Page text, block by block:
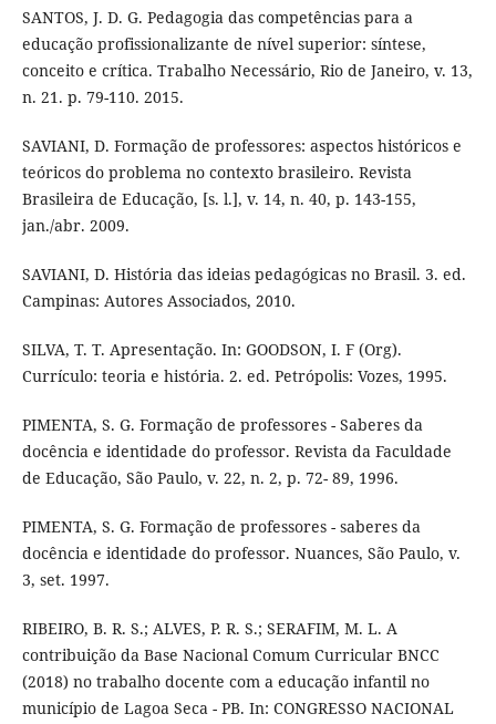
SANTOS, J. D. G. Pedagogia das competências para a
educação profissionalizante de nível superior: síntese,
conceito e crítica. Trabalho Necessário, Rio de Janeiro, v. 13,
n. 21. p. 79-110. 2015.
SAVIANI, D. Formação de professores: aspectos históricos e
teóricos do problema no contexto brasileiro. Revista
Brasileira de Educação, [s. l.], v. 14, n. 40, p. 143-155,
jan./abr. 2009.
SAVIANI, D. História das ideias pedagógicas no Brasil. 3. ed.
Campinas: Autores Associados, 2010.
SILVA, T. T. Apresentação. In: GOODSON, I. F (Org).
Currículo: teoria e história. 2. ed. Petrópolis: Vozes, 1995.
PIMENTA, S. G. Formação de professores - Saberes da
docência e identidade do professor. Revista da Faculdade
de Educação, São Paulo, v. 22, n. 2, p. 72- 89, 1996.
PIMENTA, S. G. Formação de professores - saberes da
docência e identidade do professor. Nuances, São Paulo, v.
3, set. 1997.
RIBEIRO, B. R. S.; ALVES, P. R. S.; SERAFIM, M. L. A
contribuição da Base Nacional Comum Curricular BNCC
(2018) no trabalho docente com a educação infantil no
município de Lagoa Seca - PB. In: CONGRESSO NACIONAL